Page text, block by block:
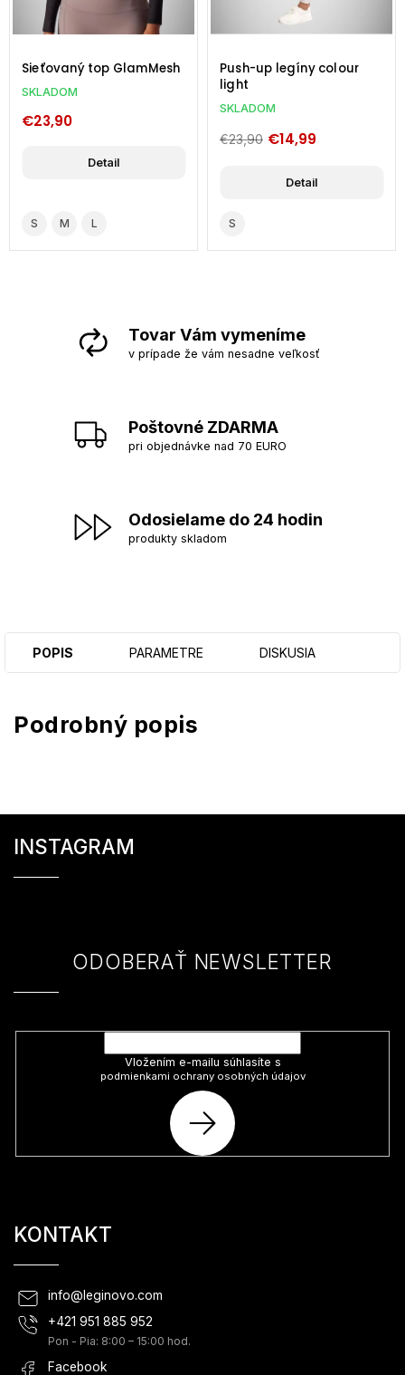
Sieťovaný top GlamMesh
SKLADOM
€23,90
Detail
S M L
Push-up legíny colour
light
SKLADOM
€23,90 €14,99
Detail
S
Tovar Vám vymeníme
v prípade že vám nesadne veľkosť
Poštovné ZDARMA
pri objednávke nad 70 EURO
Odosielame do 24 hodin
produkty skladom
POPIS PARAMETRE DISKUSIA
Podrobný popis
INSTAGRAM
ODOBERAŤ NEWSLETTER
Vložením e-mailu súhlasíte s
podmienkami ochrany osobných údajov
PRIHLÁSIŤ
SA
KONTAKT
info@ leginovo.com
+421 951 885 952
Pon - Pia: 8:00 – 15:00 hod.
Facebook